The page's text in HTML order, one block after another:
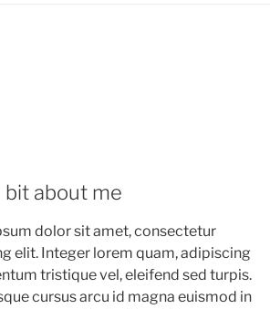
bit about me
dolor sit amet, consectetur
elit. Integer lorem quam, adipiscing
tristique vel, eleifend sed turpis.
cursus arcu id magna euismod in